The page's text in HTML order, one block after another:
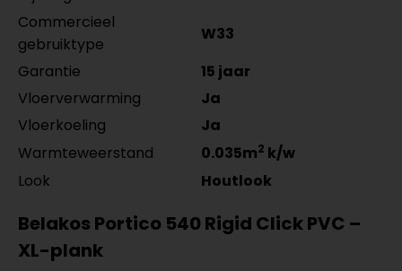
Commercieel
gebruiktype
W33
Garantie
15 jaar
Vloerverwarming
Ja
Vloerkoeling
Ja
Warmteweerstand
0.035m2 k/w
Look
Houtlook
Belakos Portico 540 Rigid Click PVC –
XL-plank